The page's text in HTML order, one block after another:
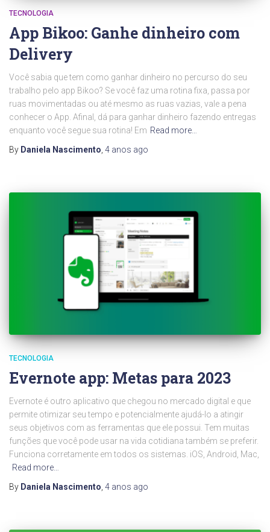
TECNOLOGIA
App Bikoo: Ganhe dinheiro com
Delivery
Você sabia que tem como ganhar dinheiro no percurso do seu
trabalho pelo app Bikoo? Se você faz uma rotina fixa, passa por
ruas movimentadas ou até mesmo as ruas vazias, vale a pena
conhecer o App. Afinal, dá para ganhar dinheiro fazendo entregas
enquanto você segue sua rotina! Em Read more…
By Daniela Nascimento, 4 anos ago
TECNOLOGIA
Evernote app: Metas para 2023
Evernote é outro aplicativo que chegou no mercado digital e que
permite otimizar seu tempo e potencialmente ajudá-lo a atingir
seus objetivos com as ferramentas que ele possui. Tem muitas
funções que você pode usar na vida cotidiana também se preferir.
Funciona corretamente em todos os sistemas. iOS, Android, Mac,
Read more…
By Daniela Nascimento 4 anos ago